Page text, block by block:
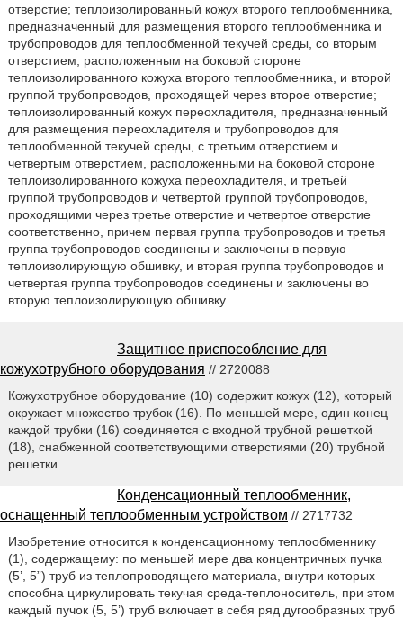
отверстие; теплоизолированный кожух второго теплообменника,
предназначенный для размещения второго теплообменника и
трубопроводов для теплообменной текучей среды, со вторым
отверстием, расположенным на боковой стороне
теплоизолированного кожуха второго теплообменника, и второй
группой трубопроводов, проходящей через второе отверстие;
теплоизолированный кожух переохладителя, предназначенный
для размещения переохладителя и трубопроводов для
теплообменной текучей среды, с третьим отверстием и
четвертым отверстием, расположенными на боковой стороне
теплоизолированного кожуха переохладителя, и третьей
группой трубопроводов и четвертой группой трубопроводов,
проходящими через третье отверстие и четвертое отверстие
соответственно, причем первая группа трубопроводов и третья
группа трубопроводов соединены и заключены в первую
теплоизолирующую обшивку, и вторая группа трубопроводов и
четвертая группа трубопроводов соединены и заключены во
вторую теплоизолирующую обшивку.
Защитное приспособление для
кожухотрубного оборудования // 2720088
Кожухотрубное оборудование (10) содержит кожух (12), который
окружает множество трубок (16). По меньшей мере, один конец
каждой трубки (16) соединяется с входной трубной решеткой
(18), снабженной соответствующими отверстиями (20) трубной
решетки.
Конденсационный теплообменник,
оснащенный теплообменным устройством // 2717732
Изобретение относится к конденсационному теплообменнику
(1), содержащему: по меньшей мере два концентричных пучка
(5’, 5”) труб из теплопроводящего материала, внутри которых
способна циркулировать текучая среда-теплоноситель, при этом
каждый пучок (5, 5’) труб включает в себя ряд дугообразных труб